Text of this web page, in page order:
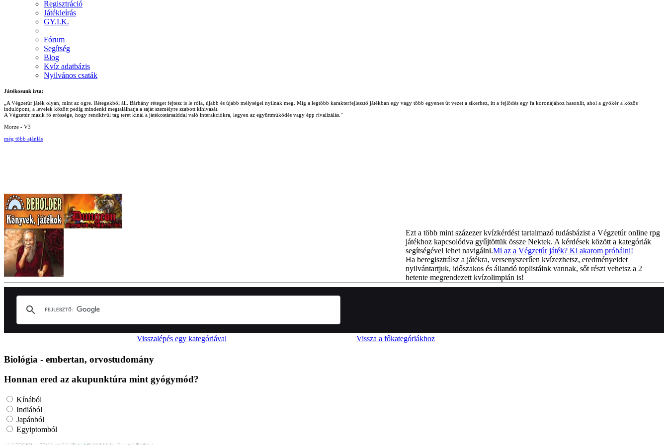
Regisztráció
Játékleírás
GY.I.K.
Fórum
Segítség
Blog
Kvíz adatbázis
Nyilvános csaták
Játékosunk írta:
„A Végzetúr játék olyan, mint az ogre. Rétegekből áll. Bárhány réteget fejtesz is le róla, újabb és újabb mélységei nyílnak meg. Míg a legtöbb karakterfejlesztő játékban egy vagy több egyenes út vezet a sikerhez, itt a fejlődés egy fa koronájához hasonlít, ahol a gyökér a közös
indulópont, a levelek között pedig mindenki megtalálhatja a saját személyre szabott kihívását.
A Végzetúr másik fő erőssége, hogy rendkívül tág teret kínál a játékostársaiddal való interakciókra, legyen az együttműködés vagy épp rivalizálás.”
Morze - V3
még több ajánlás
Ezt a több mint százezer kvízkérdést tartalmazó tudásbázist a Végzetúr online rpg
játékhoz kapcsolódva gyűjtöttük össze Nektek. A kérdések között a kategóriák
segítségével lehet navigálni.Mi az a Végzetúr játék? Ki akarom próbálni!
Ha beregisztrálsz a játékra, versenyszerűen kvízezhetsz, eredményeidet
nyilvántartjuk, időszakos és állandó toplistáink vannak, sőt részt vehetsz a 2
hetente megrendezett kvízolimpián is!
Visszalépés egy kategóriával Vissza a főkategóriákhoz
Biológia - embertan, orvostudomány
Honnan ered az akupunktúra mint gyógymód?
Kínából
Indiából
Japánból
Egyiptomból